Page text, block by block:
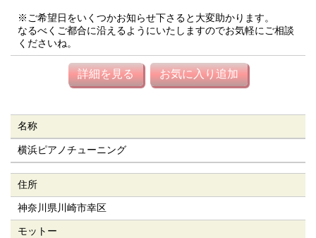
※ご希望日をいくつかお知らせ下さると大変助かります。
なるべくご都合に沿えるようにいたしますのでお気軽にご相談
くださいね。
詳細を見る お気に入り追加
名称
横浜ピアノチューニング
住所
神奈川県川崎市幸区
モットー